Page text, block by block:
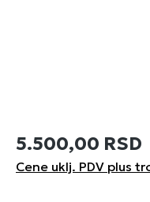
5.500,00 RSD
Cene uklj. PDV plus